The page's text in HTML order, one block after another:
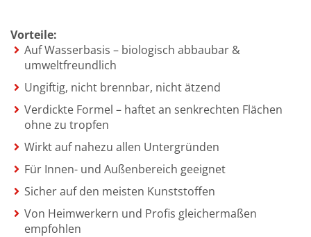
Vorteile:
Auf Wasserbasis – biologisch abbaubar &
umweltfreundlich
Ungiftig, nicht brennbar, nicht ätzend
Verdickte Formel – haftet an senkrechten Flächen
ohne zu tropfen
Wirkt auf nahezu allen Untergründen
Für Innen- und Außenbereich geeignet
Sicher auf den meisten Kunststoffen
Von Heimwerkern und Profis gleichermaßen
empfohlen